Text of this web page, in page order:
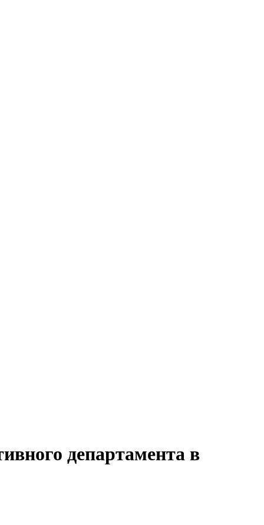
департамента в